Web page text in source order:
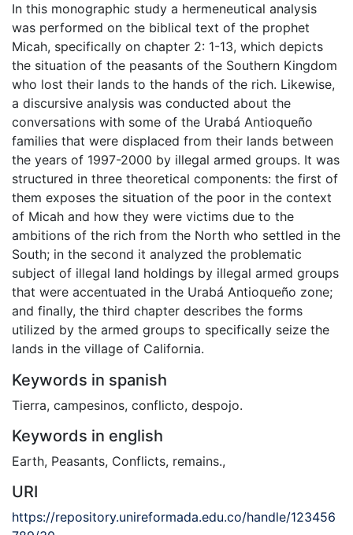
In this monographic study a hermeneutical analysis
was performed on the biblical text of the prophet
Micah, specifically on chapter 2: 1-13, which depicts
the situation of the peasants of the Southern Kingdom
who lost their lands to the hands of the rich. Likewise,
a discursive analysis was conducted about the
conversations with some of the Urabá Antioqueño
families that were displaced from their lands between
the years of 1997-2000 by illegal armed groups. It was
structured in three theoretical components: the first of
them exposes the situation of the poor in the context
of Micah and how they were victims due to the
ambitions of the rich from the North who settled in the
South; in the second it analyzed the problematic
subject of illegal land holdings by illegal armed groups
that were accentuated in the Urabá Antioqueño zone;
and finally, the third chapter describes the forms
utilized by the armed groups to specifically seize the
lands in the village of California.
Keywords in spanish
Tierra, campesinos, conflicto, despojo.
Keywords in english
Earth, Peasants, Conflicts, remains.,
URI
https://repository.unireformada.edu.co/handle/123456